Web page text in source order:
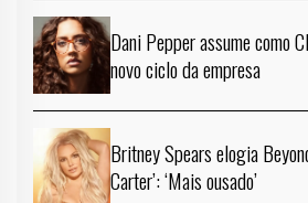
Dani Pepper assume como
novo ciclo da empresa
Britney Spears elogia
Carter’: ‘Mais ousado’